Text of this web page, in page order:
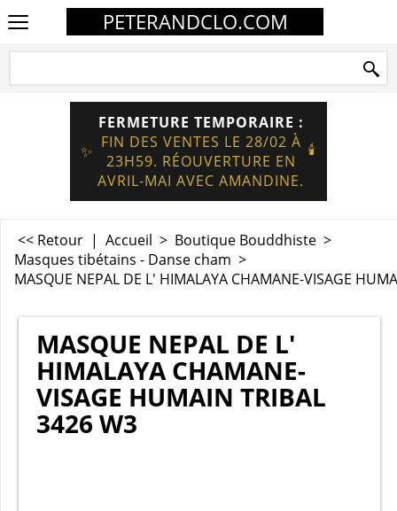
PETERANDCLO.COM
✨
FERMETURE TEMPORAIRE :
FIN DES VENTES LE 28/02 À
23H59. RÉOUVERTURE EN
AVRIL-MAI AVEC AMANDINE.
🕯️
<< Retour | Accueil > Boutique Bouddhiste >
Masques tibétains - Danse cham >
MASQUE NEPAL DE L' HIMALAYA CHAMANE-VISAGE
MASQUE NEPAL DE L'
HIMALAYA CHAMANE-
VISAGE HUMAIN TRIBAL
3426 W3